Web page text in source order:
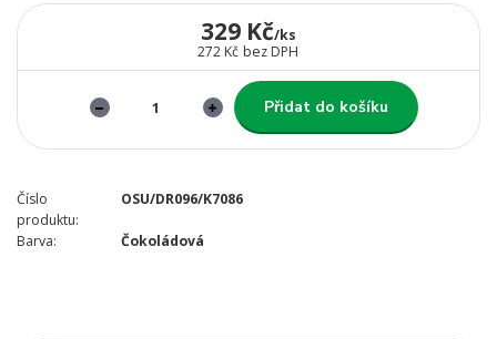
329 Kč/ks
272 Kč bez DPH
Přidat do košíku
Číslo
produktu:
OSU/DR096/K7086
Barva: Čokoládová